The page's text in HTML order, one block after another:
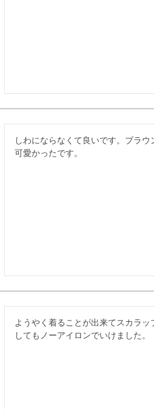
しわにならなくて良いです。ブラ
可愛かったです。
ようやく着ることが出来てスカラ
してもノーアイロンでいけました。